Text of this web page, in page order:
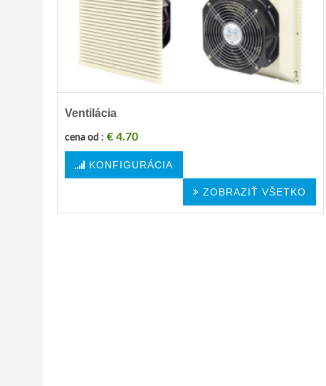
Ventilácia
cena od : € 4.70
KONFIGURÁCIA
ZOBRAZIŤ VŠETKO